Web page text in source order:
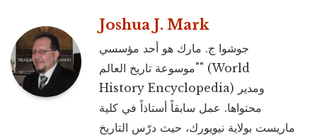
Joshua J. Mark
جوشوا ج. مارك هو أحد مؤسسي
"موسوعة تاريخ العالم" (World
History Encyclopedia) ومدير
محتواها. عمل سابقاً أستاذاً في كلية
ماريست بولاية نيويورك، حيث درّس التاريخ